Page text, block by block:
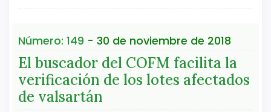
Número: 149 - 30 de noviembre de 2018
El buscador del COFM facilita la
verificación de los lotes afectados
de valsartán